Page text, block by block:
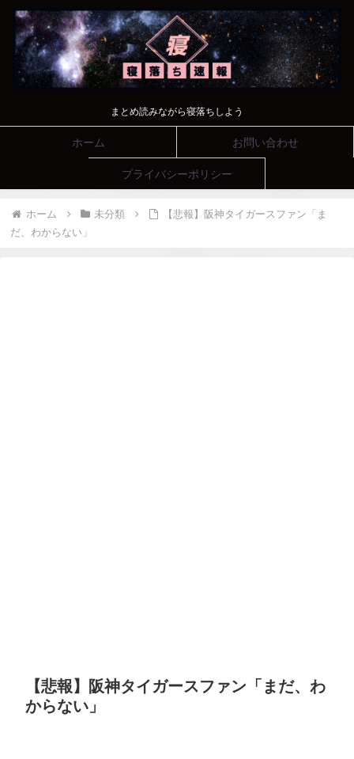
まとめ読みながら寝落ちしよう
ホーム お問い合わせ
プライバシーポリシー
ホーム 未分類
【悲報】阪神タイガースファン「ま
だ、わからない」
【悲報】阪神タイガースファン「まだ、わ
からない」